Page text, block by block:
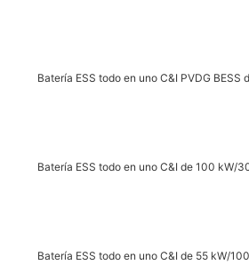
Batería ESS todo en uno C&I PVDG
Batería ESS todo en uno C&I de 100 kW/
Batería ESS todo en uno C&I de 55 kW/